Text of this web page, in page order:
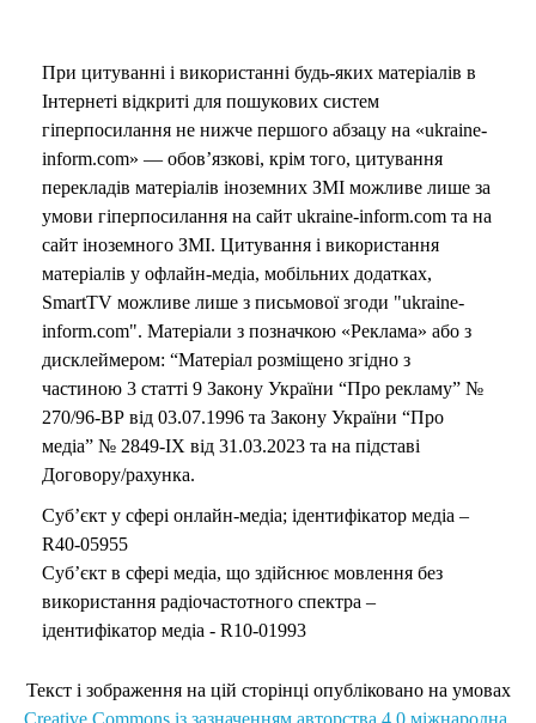
При цитуванні і використанні будь-яких матеріалів в
Інтернеті відкриті для пошукових систем
гіперпосилання не нижче першого абзацу на «ukraine-
inform.com» — обов’язкові, крім того, цитування
перекладів матеріалів іноземних ЗМІ можливе лише за
умови гіперпосилання на сайт ukraine-inform.com та на
сайт іноземного ЗМІ. Цитування і використання
матеріалів у офлайн-медіа, мобільних додатках,
SmartTV можливе лише з письмової згоди "ukraine-
inform.com". Матеріали з позначкою «Реклама» або з
дисклеймером: “Матеріал розміщено згідно з
частиною 3 статті 9 Закону України “Про рекламу” №
270/96-ВР від 03.07.1996 та Закону України “Про
медіа” № 2849-IX від 31.03.2023 та на підставі
Договору/рахунка.
Суб’єкт у сфері онлайн-медіа; ідентифікатор медіа –
R40-05955
Суб’єкт в сфері медіа, що здійснює мовлення без
використання радіочастотного спектра –
ідентифікатор медіа - R10-01993
Текст і зображення на цій сторінці опубліковано на умовах
Creative Commons із зазначенням авторства 4.0 міжнародна.